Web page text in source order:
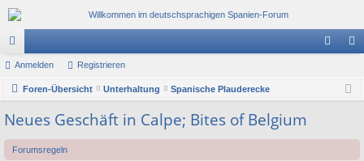
or
en
de
ist
re
Anmelden Registrieren
Foren-Übersicht Unterhaltung Spanische Plauderecke
Neues Geschäft in Calpe; Bites of Belgium
Forumsregeln